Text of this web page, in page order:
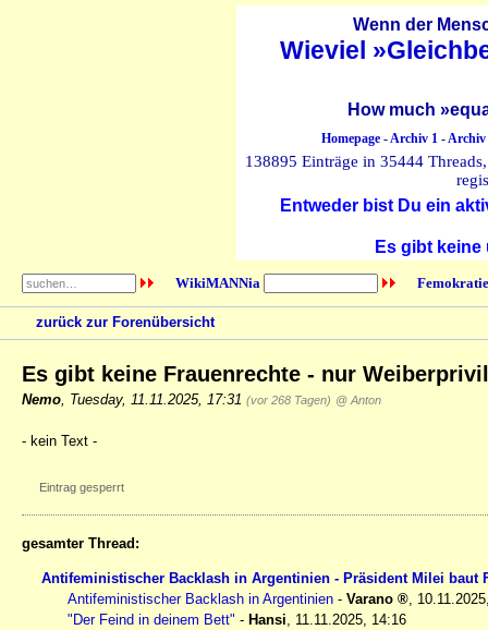
Wenn der
Wieviel
How much
Homepage-Archiv 1-Archiv
138895 Einträge in 35444
Entweder bist Du ein
Es gibt
WikiMANNia
zurück zur Forenübersicht
Es gibt keine Frauenrechte - nur
Nemo Tuesday, 11.11.2025, 17:31 (vor 268 Tagen) @ Anton
- kein Text -
Eintrag gesperrt
gesamter Thread:
Antifeministischer Backlash in Argentinien - Präsident Milei baut
Antifeministischer Backlash in Argentinien - Varano
"Der Feind in deinem Bett" - Hansi
11.11.2025, 14:16